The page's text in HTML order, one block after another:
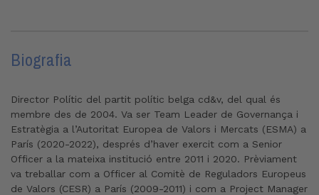
Biografia
Director Polític del partit polític belga cd&v, del qual és
membre des de 2004. Va ser Team Leader de Governança i
Estratègia a l’Autoritat Europea de Valors i Mercats (ESMA) a
París (2020-2022), després d’haver exercit com a Senior
Officer a la mateixa institució entre 2011 i 2020. Prèviament
va treballar com a Officer al Comitè de Reguladors Europeus
de Valors (CESR) a París (2009-2011) i com a Project Manager